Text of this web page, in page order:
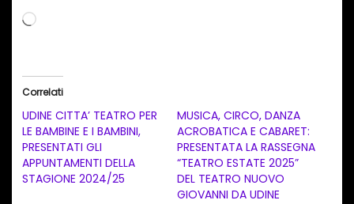
C
a
m
e
Correlati
UDINE CITTA’ TEATRO PER
LE BAMBINE E I BAMBINI,
PRESENTATI GLI
APPUNTAMENTI DELLA
STAGIONE 2024/25
MUSICA, CIRCO, DANZA
ACROBATICA E CABARET:
PRESENTATA LA RASSEGNA
“TEATRO ESTATE 2025”
DEL TEATRO NUOVO
GIOVANNI DA UDINE